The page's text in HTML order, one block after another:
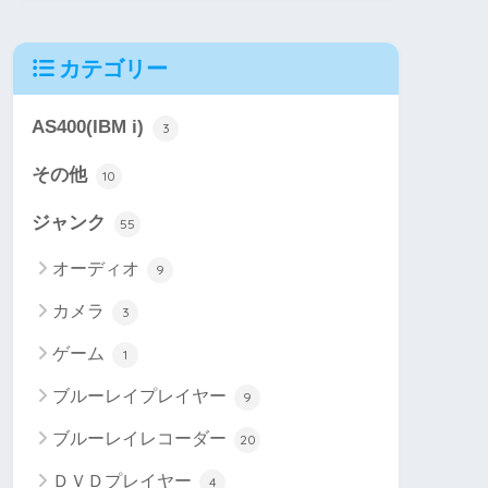
カテゴリー
AS400(IBM i) 3
その他 10
ジャンク 55
オーディオ 9
カメラ 3
ゲーム 1
ブルーレイプレイヤー 9
ブルーレイレコーダー 20
ＤＶＤプレイヤー 4